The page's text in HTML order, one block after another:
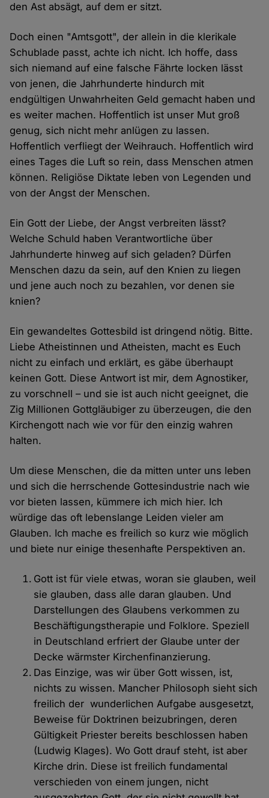
den Ast absägt, auf dem er sitzt.
Doch einen "Amtsgott", der allein in die klerikale
Schublade passt, achte ich nicht. Ich hoffe, dass
sich niemand auf eine falsche Fährte locken lässt
von jenen, die Jahrhunderte hindurch mit
endgültigen Unwahrheiten Geld gemacht haben und
es weiter machen. Hoffentlich ist unser Mut groß
genug, sich nicht mehr anlügen zu lassen.
Hoffentlich verfliegt der Weihrauch. Hoffentlich wird
eines Tages die Luft so rein, dass Menschen atmen
können. Religiöse Diktate leben von Legenden und
von der Angst der Menschen.
Ein Gott der Liebe, der Angst verbreiten lässt?
Welche Schuld haben Verantwortliche über
Jahrhunderte hinweg auf sich geladen? Dürfen
Menschen dazu da sein, auf den Knien zu liegen
und jene auch noch zu bezahlen, vor denen sie
knien?
Ein gewandeltes Gottesbild ist dringend nötig. Bitte.
Liebe Atheistinnen und Atheisten, macht es Euch
nicht zu einfach und erklärt, es gäbe überhaupt
keinen Gott. Diese Antwort ist mir, dem Agnostiker,
zu vorschnell – und sie ist auch nicht geeignet, die
Zig Millionen Gottgläubiger zu überzeugen, die den
Kirchengott nach wie vor für den einzig wahren
halten.
Um diese Menschen, die da mitten unter uns leben
und sich die herrschende Gottesindustrie nach wie
vor bieten lassen, kümmere ich mich hier. Ich
würdige das oft lebenslange Leiden vieler am
Glauben. Ich mache es freilich so kurz wie möglich
und biete nur einige thesenhafte Perspektiven an.
Gott ist für viele etwas, woran sie glauben, weil
sie glauben, dass alle daran glauben. Und
Darstellungen des Glaubens verkommen zu
Beschäftigungstherapie und Folklore. Speziell
in Deutschland erfriert der Glaube unter der
Decke wärmster Kirchenfinanzierung.
Das Einzige, was wir über Gott wissen, ist,
nichts zu wissen. Mancher Philosoph sieht sich
freilich der wunderlichen Aufgabe ausgesetzt,
Beweise für Doktrinen beizubringen, deren
Gültigkeit Priester bereits beschlossen haben
(Ludwig Klages). Wo Gott drauf steht, ist aber
Kirche drin. Diese ist freilich fundamental
verschieden von einem jungen, nicht